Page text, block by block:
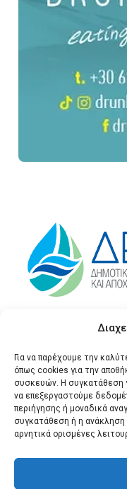
Για να παρέχουμε την
όπως cookies για την
συσκευών. Η συγκατάθεση
να επεξεργαστούμε
περιήγησης ή μοναδικά
συγκατάθεση ή η ανάκληση
αρνητικά ορισμένες
© 2026 Santonews -
κατοχυρωμένα.